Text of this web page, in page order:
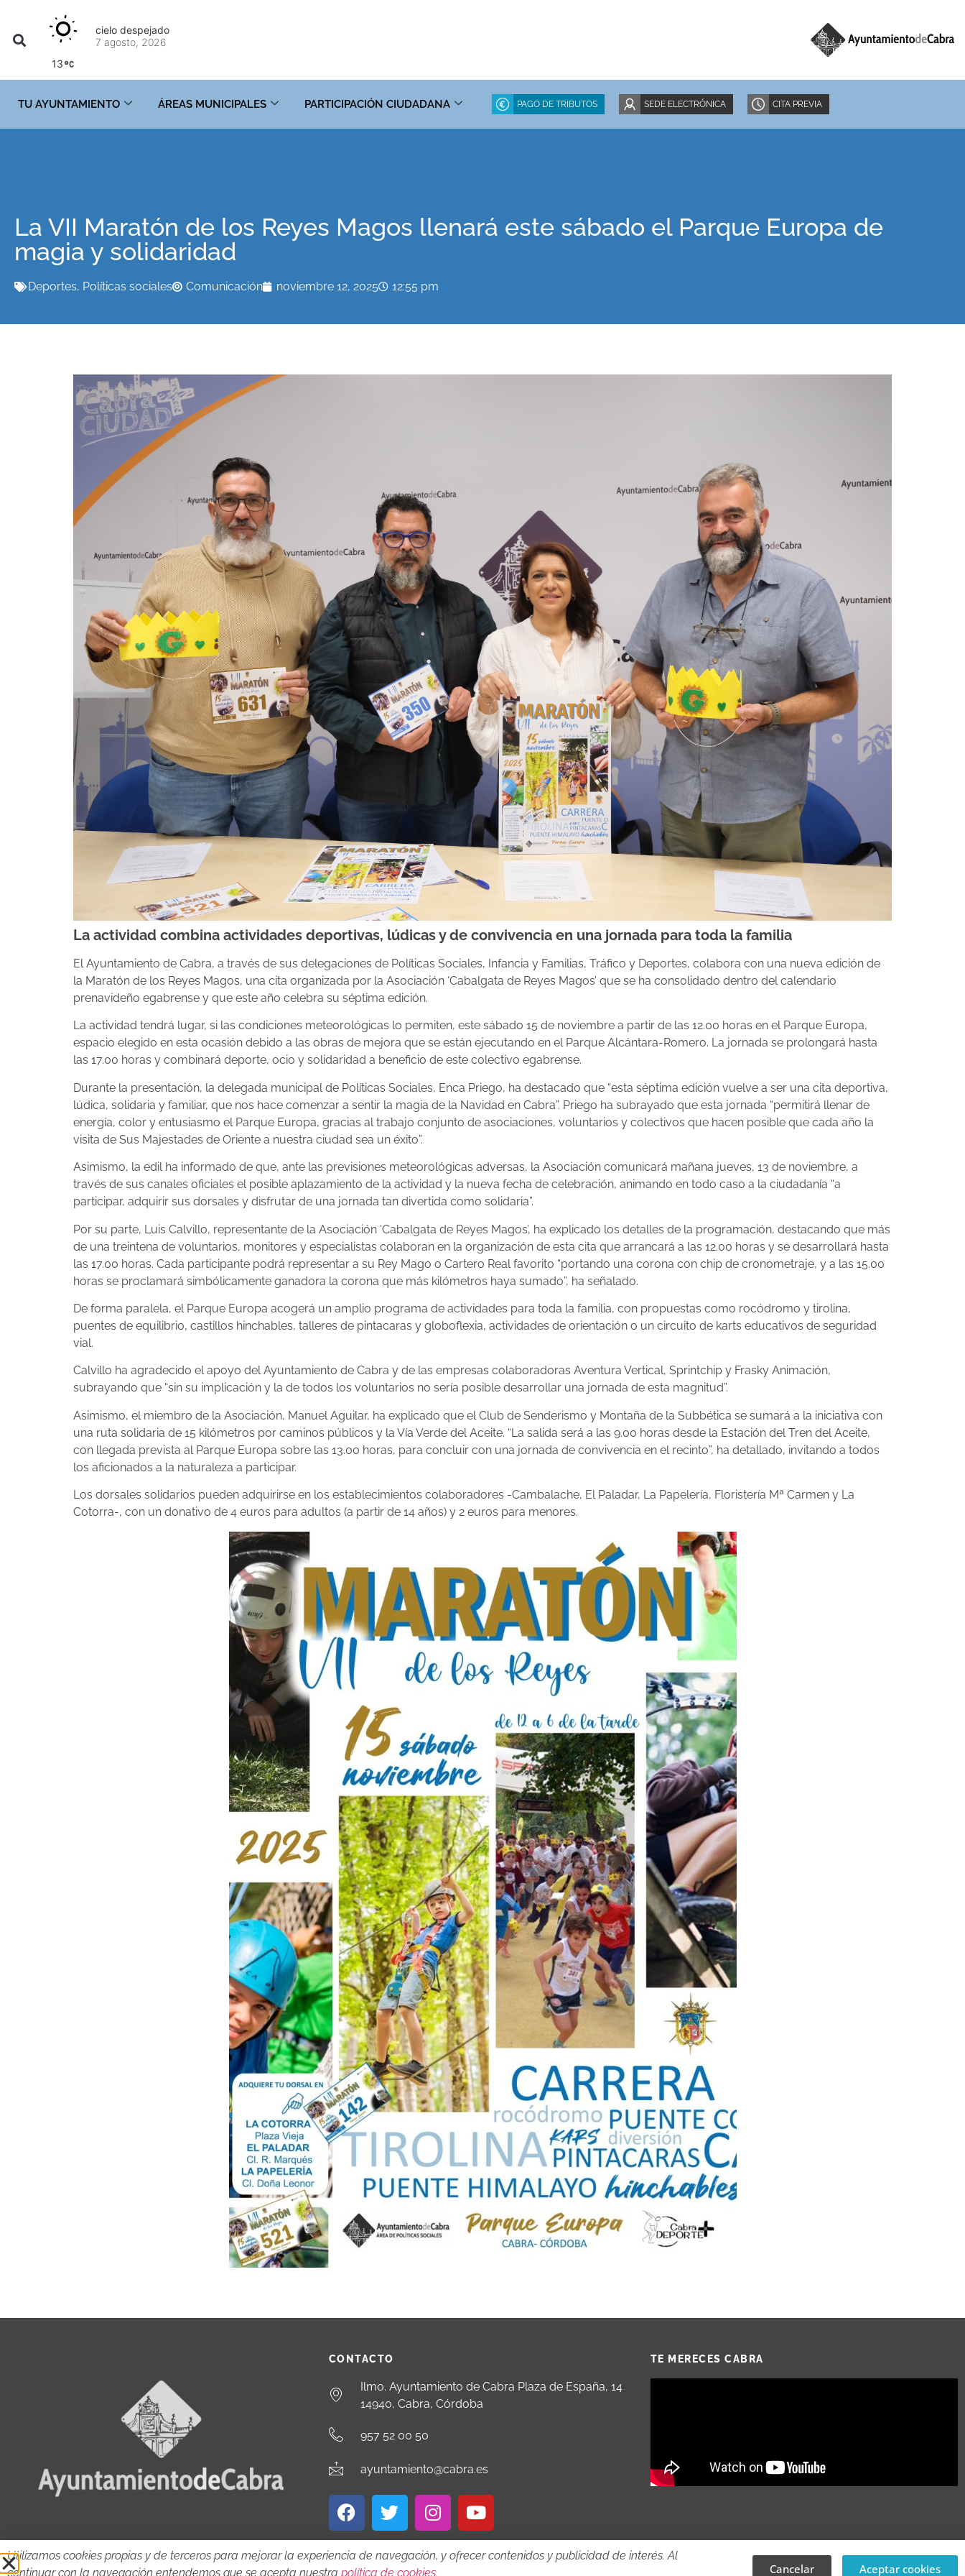
13
cielo despejado
7 agosto, 2026
TU AYUNTAMIENTO ÁREAS MUNICIPALES PARTICIPACIÓN CIUDADANA PAGO DE TRIBUTOS SEDE ELECTRÓNICA CITA PREVIA
La VII Maratón de los Reyes Magos llenará este sábado el Parque Europa de
magia y solidaridad
Deportes, Políticas sociales Comunicación noviembre 12, 2025 12:55 pm
La actividad combina actividades deportivas, lúdicas y de convivencia en una jornada para toda la familia
El Ayuntamiento de Cabra, a través de sus delegaciones de Políticas Sociales, Infancia y Familias, Tráfico y Deportes, colabora con una nueva edición de
la Maratón de los Reyes Magos, una cita organizada por la Asociación ‘Cabalgata de Reyes Magos’ que se ha consolidado dentro del calendario
prenavideño egabrense y que este año celebra su séptima edición.
La actividad tendrá lugar, si las condiciones meteorológicas lo permiten, este sábado 15 de noviembre a partir de las 12.00 horas en el Parque Europa,
espacio elegido en esta ocasión debido a las obras de mejora que se están ejecutando en el Parque Alcántara-Romero. La jornada se prolongará hasta
las 17.00 horas y combinará deporte, ocio y solidaridad a beneficio de este colectivo egabrense.
Durante la presentación, la delegada municipal de Políticas Sociales, Enca Priego, ha destacado que “esta séptima edición vuelve a ser una cita deportiva,
lúdica, solidaria y familiar, que nos hace comenzar a sentir la magia de la Navidad en Cabra”. Priego ha subrayado que esta jornada “permitirá llenar de
energía, color y entusiasmo el Parque Europa, gracias al trabajo conjunto de asociaciones, voluntarios y colectivos que hacen posible que cada año la
visita de Sus Majestades de Oriente a nuestra ciudad sea un éxito”.
Asimismo, la edil ha informado de que, ante las previsiones meteorológicas adversas, la Asociación comunicará mañana jueves, 13 de noviembre, a
través de sus canales oficiales el posible aplazamiento de la actividad y la nueva fecha de celebración, animando en todo caso a la ciudadanía “a
participar, adquirir sus dorsales y disfrutar de una jornada tan divertida como solidaria”.
Por su parte, Luis Calvillo, representante de la Asociación ‘Cabalgata de Reyes Magos’, ha explicado los detalles de la programación, destacando que más
de una treintena de voluntarios, monitores y especialistas colaboran en la organización de esta cita que arrancará a las 12.00 horas y se desarrollará hasta
las 17.00 horas. Cada participante podrá representar a su Rey Mago o Cartero Real favorito “portando una corona con chip de cronometraje, y a las 15.00
horas se proclamará simbólicamente ganadora la corona que más kilómetros haya sumado”, ha señalado.
De forma paralela, el Parque Europa acogerá un amplio programa de actividades para toda la familia, con propuestas como rocódromo y tirolina,
puentes de equilibrio, castillos hinchables, talleres de pintacaras y globoflexia, actividades de orientación o un circuito de karts educativos de seguridad
vial.
Calvillo ha agradecido el apoyo del Ayuntamiento de Cabra y de las empresas colaboradoras Aventura Vertical, Sprintchip y Frasky Animación,
subrayando que “sin su implicación y la de todos los voluntarios no sería posible desarrollar una jornada de esta magnitud”.
Asimismo, el miembro de la Asociación, Manuel Aguilar, ha explicado que el Club de Senderismo y Montaña de la Subbética se sumará a la iniciativa con
una ruta solidaria de 15 kilómetros por caminos públicos y la Vía Verde del Aceite. “La salida será a las 9.00 horas desde la Estación del Tren del Aceite,
con llegada prevista al Parque Europa sobre las 13.00 horas, para concluir con una jornada de convivencia en el recinto”, ha detallado, invitando a todos
los aficionados a la naturaleza a participar.
Los dorsales solidarios pueden adquirirse en los establecimientos colaboradores -Cambalache, El Paladar, La Papelería, Floristería Mª Carmen y La
Cotorra-, con un donativo de 4 euros para adultos (a partir de 14 años) y 2 euros para menores.
CONTACTO
Ilmo. Ayuntamiento de Cabra Plaza de España, 14
14940, Cabra, Córdoba
957 52 00 50
ayuntamiento@cabra.es
TE MERECES CABRA
Utilizamos cookies propias y de terceros para mejorar la experiencia de navegación, y ofrecer contenidos y publicidad de interés. Al
continuar con la navegación entendemos que se acepta nuestra política de cookies. Cancelar Aceptar cookies